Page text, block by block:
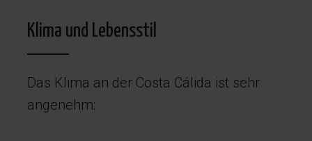
Klima und Lebensstil
Das Klima an der Costa Cálida ist sehr
angenehm: